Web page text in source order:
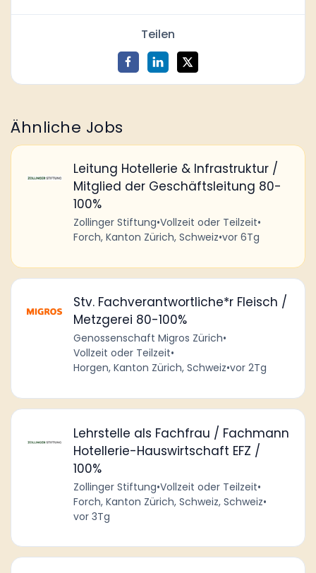
Teilen
Ähnliche Jobs
Leitung Hotellerie & Infrastruktur /
Mitglied der Geschäftsleitung 80-
100%
Zollinger Stiftung•Vollzeit oder Teilzeit•
Forch, Kanton Zürich, Schweiz•vor 6Tg
Stv. Fachverantwortliche*r Fleisch /
Metzgerei 80-100%
Genossenschaft Migros Zürich•
Vollzeit oder Teilzeit•
Horgen, Kanton Zürich, Schweiz•vor 2Tg
Lehrstelle als Fachfrau / Fachmann
Hotellerie-Hauswirtschaft EFZ /
100%
Zollinger Stiftung•Vollzeit oder Teilzeit•
Forch, Kanton Zürich, Schweiz, Schweiz•
vor 3Tg